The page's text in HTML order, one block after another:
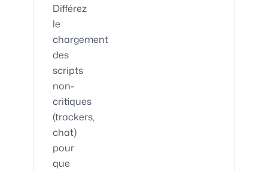
Différez
le
chargement
des
scripts
non-
critiques
(trackers,
chat)
pour
que